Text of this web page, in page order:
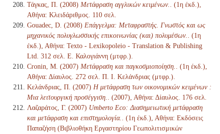
Τάγκας, Π. (2008) Μετάφραση αγγλικών κειμένων.
. (1η έκδ.),
Αθήνα: Κλειδάριθμος. 110 σελ.
Gouadec, D. (2008) Επάγγελμα: Μεταφραστής. Γνωστός και ως
μηχανικός πολυγλωσσικής επικοινωνίας (και) πολυμέσων.
. (1η
έκδ.), Αθήνα: Texto - Lexikopoleio - Translation & Publishing
Ltd. 312 σελ. Ε. Καλογιάννη (μτφρ.).
Cronin, M. (2007) Μετάφραση και παγκοσμιοποίηση.
. (1η έκδ.),
Αθήνα: Δίαυλος. 272 σελ. Π. Ι. Κελάνδριας (μτφρ.).
Κελάνδριας, Π. (2007) Η μετάφραση των οικονομικών κειμένων :
Μια λειτουργική προσέγγιση.
. (2007), Αθήνα: Δίαυλος. 176 σελ.
Λαζαράτος, Γ. (2007) Umberto Eco: Διασημειωτική μετάφραση
και μετάφραση και επιστημολογία.
. (1η έκδ.), Αθήνα: Εκδόσεις
Παπαζήση (Βιβλιοθήκη Εργαστηρίου Γεωπολιτισμικών